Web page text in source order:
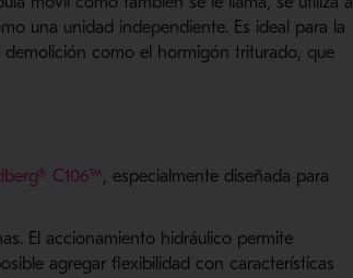
una unidad independiente. Es ideal para la
como el hormigón triturado, que
C106™, especialmente diseñada para
El accionamiento hidráulico permite
agregar flexibilidad con características